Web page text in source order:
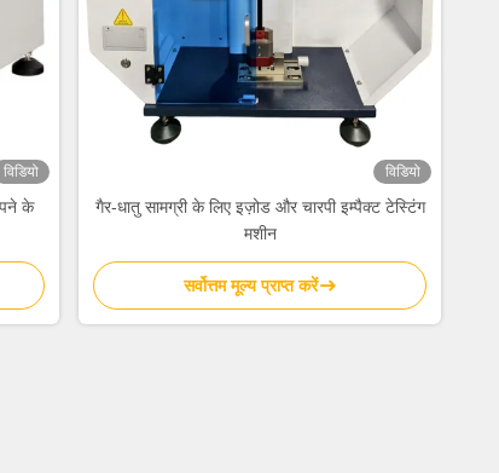
विडियो
के
विडियो
गैर-धातु सामग्री के लिए इज़ोड और चारपी इम्पैक्ट टेस्टिंग
मशीन
सर्वोत्तम मूल्य प्राप्त करें